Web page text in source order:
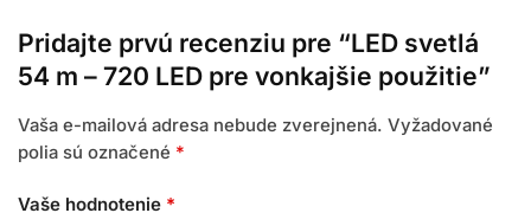
Pridajte prvú recenziu pre “LED svetlá
54 m – 720 LED pre vonkajšie použitie”
Vaša e-mailová adresa nebude zverejnená. Vyžadované
polia sú označené *
Vaše hodnotenie *